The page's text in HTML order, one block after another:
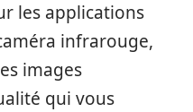
les applications
infrarouge,
images
qui vous